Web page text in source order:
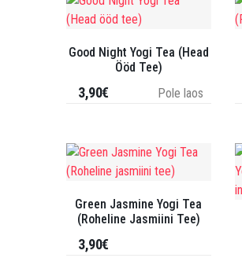
Good Night Yogi Tea (Head
Ööd Tee)
Pole laos
3,90€
Green Jasmine Yogi Tea
(Roheline Jasmiini Tee)
3,90€